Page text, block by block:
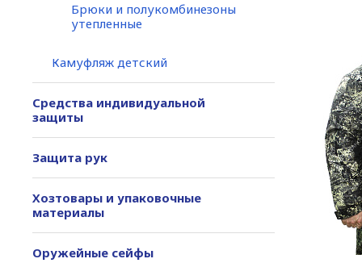
Брюки и полукомбинезоны
утепленные
Камуфляж детский
Средства индивидуальной
защиты
Защита рук
Хозтовары и упаковочные
материалы
Оружейные сейфы